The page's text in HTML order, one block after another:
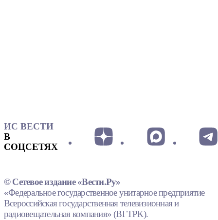
ИС ВЕСТИ
В
СОЦСЕТЯХ
© Сетевое издание «Вести.Ру»
«Федеральное государственное унитарное предприятие
Всероссийская государственная телевизионная и
радиовещательная компания» (ВГТРК).